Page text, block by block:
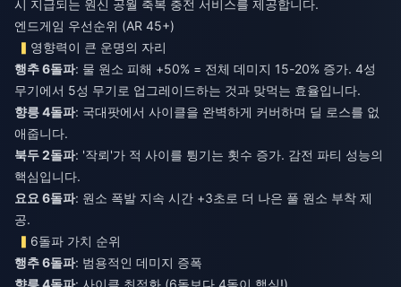
시 지급되는 원신 공월 축복 충전 서비스를 제공합니다.
엔드게임 우선순위 (AR 45+)
영향력이 큰 운명의 자리
행추 6돌파: 물 원소 피해 +50% = 전체 데미지 15-20% 증가. 4성
무기에서 5성 무기로 업그레이드하는 것과 맞먹는 효율입니다.
향릉 4돌파: 국대팟에서 사이클을 완벽하게 커버하며 딜 로스를 없
애줍니다.
북두 2돌파: '작뢰'가 적 사이를 튕기는 횟수 증가. 감전 파티 성능의
핵심입니다.
요요 6돌파: 원소 폭발 지속 시간 +3초로 더 나은 풀 원소 부착 제
공.
6돌파 가치 순위
행추 6돌파: 범용적인 데미지 증폭
향릉 4돌파: 사이클 최적화 (6돌보다 4돌이 핵심!)